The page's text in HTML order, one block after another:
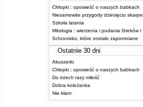
Chłopki : opowieść o naszych babkach
Szkoła latania
Schronisko, które zostało zapomniane
Ostatnie 30 dni
Akuszerki
Chłopki : opowieść o naszych babkach
Do trzech razy miłość
Dobra koleżanka
Nie kłam